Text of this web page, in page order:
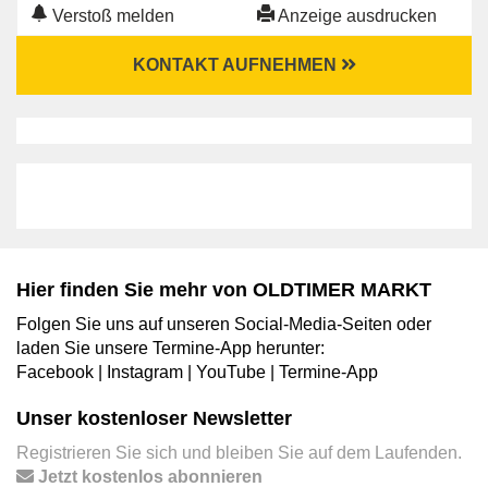
Verstoß melden Anzeige ausdrucken
KONTAKT AUFNEHMEN
Hier finden Sie mehr von OLDTIMER MARKT
Folgen Sie uns auf unseren Social-Media-Seiten oder
laden Sie unsere Termine-App herunter:
Facebook
Instagram YouTube Termine-App
Unser kostenloser Newsletter
Registrieren Sie sich und bleiben Sie auf dem Laufenden.
Jetzt kostenlos abonnieren